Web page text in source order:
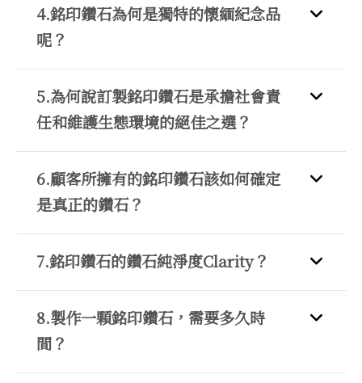
4.銘印鑽石為何是獨特的懷緬紀念品
呢？
5.為何說訂製銘印鑽石是承擔社會責
任和維護生態環境的絕佳之選？
6.顧客所擁有的銘印鑽石該如何確定
是真正的鑽石？
7.銘印鑽石的鑽石純淨度Clarity？
8.製作一顆銘印鑽石，需要多久時
間？